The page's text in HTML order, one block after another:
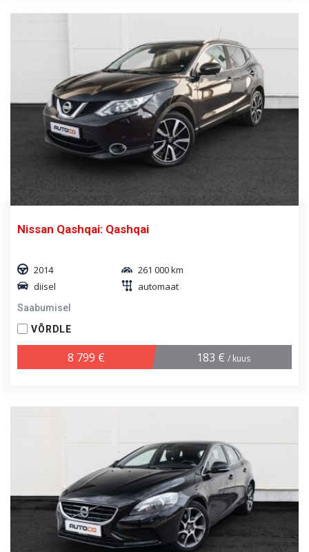
Nissan Qashqai: Qashqai
2014
261 000 km
diisel
automaat
Saabumisel
VÕRDLE
8 799 € 183 € / kuus